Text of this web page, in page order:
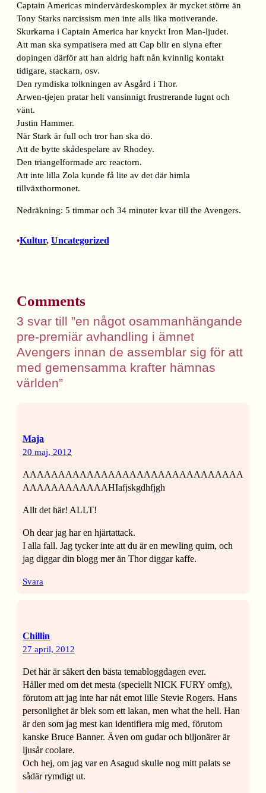
Captain Americas mindervärdeskomplex är mycket större än
Tony Starks narcissism men inte alls lika motiverande.
Skurkarna i Captain America har knyckt Iron Man-ljudet.
Att man ska sympatisera med att Cap blir en slyna efter
dopingen därför att han aldrig haft nån kvinnlig kontakt
tidigare, stackarn, osv.
Den rymdiska tolkningen av Asgård i Thor.
Arwen-tjejen pratar helt vansinnigt frustrerande lugnt och
vänt.
Justin Hammer.
När Stark är full och tror han ska dö.
Att de bytte skådespelare av Rhodey.
Den triangelformade arc reactorn.
Att inte lilla Zola kunde få lite av det där himla
tillväxthormonet.
Nedräkning: 5 timmar och 34 minuter kvar till the Avengers.
•Kultur, Uncategorized
Comments
3 svar till ”en något osammanhängande
pre-premiär avhandling i ämnet
Avengers innan de assemblar sig för att
med gemensamma krafter hämnas
världen”
Maja
20 maj, 2012
AAAAAAAAAAAAAAAAAAAAAAAAAAAAAAA
AAAAAAAAAAAAHIafjskgdhfjgh
Allt det här! ALLT!
Oh dear jag har en hjärtattack.
I alla fall. Jag tycker inte att du är en mewling quim, och
jag diggar din blogg mer än Thor diggar kaffe.
Svara
Chillin
27 april, 2012
Det här är säkert den bästa temabloggdagen ever.
Håller med om det mesta (speciellt NICK FURY omfg),
förutom att jag inte har nåt emot lille Stevie Rogers. Hans
personlighet är blek som ett lakan, men what the hell. Han
är den som jag mest kan identifiera mig med, förutom
kanske Bruce Banner. Även om gudar och biljonärer är
ljusår coolare.
Och hej, om jag var en Asagud skulle nog mitt palats se
sådär rymdigt ut.